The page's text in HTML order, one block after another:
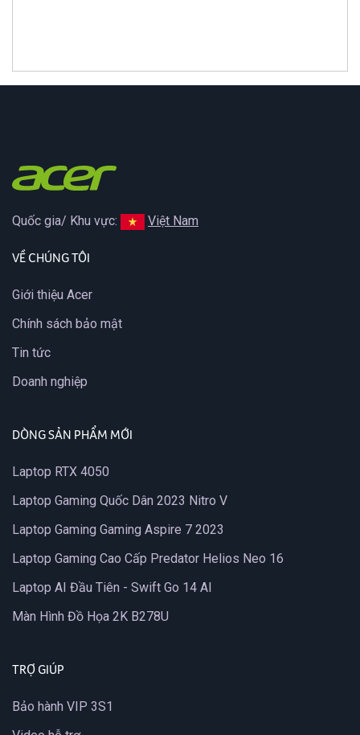
Quốc gia/ Khu vực: Việt Nam
VỀ CHÚNG TÔI
Giới thiệu Acer
Chính sách bảo mật
Tin tức
Doanh nghiệp
DÒNG SẢN PHẨM MỚI
Laptop RTX 4050
Laptop Gaming Quốc Dân 2023 Nitro V
Laptop Gaming Gaming Aspire 7 2023
Laptop Gaming Cao Cấp Predator Helios Neo 16
Laptop AI Đầu Tiên - Swift Go 14 AI
Màn Hình Đồ Họa 2K B278U
TRỢ GIÚP
Bảo hành VIP 3S1